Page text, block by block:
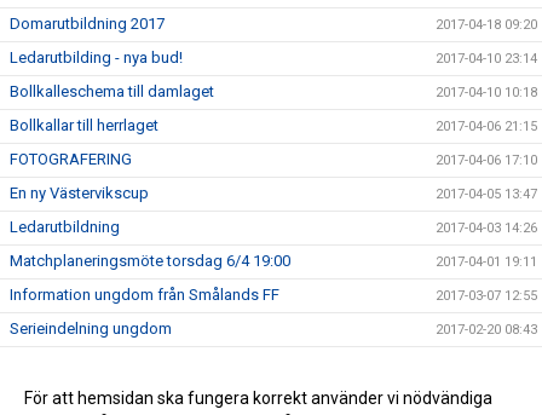
Domarutbildning 2017 2017-04-18 09:20
Ledarutbilding - nya bud! 2017-04-10 23:14
Bollkalleschema till damlaget 2017-04-10 10:18
Bollkallar till herrlaget 2017-04-06 21:15
FOTOGRAFERING 2017-04-06 17:10
En ny Västervikscup 2017-04-05 13:47
Ledarutbildning 2017-04-03 14:26
Matchplaneringsmöte torsdag 6/4 19:00 2017-04-01 19:11
Information ungdom från Smålands FF 2017-03-07 12:55
Serieindelning ungdom 2017-02-20 08:43
Café-schema för Karstorp våren 2016 2016-04-17 09:55
För att hemsidan ska fungera korrekt använder vi nödvändiga